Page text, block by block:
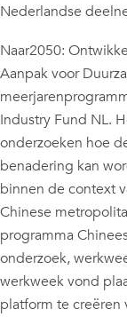
Nederlandse
Naar2050:
Aanpak voor
Industry Fund NL.
onderzoeken hoe
benadering kan
binnen de context
Chinese
programma
onderzoek,
werkweek vond
platform te creëren